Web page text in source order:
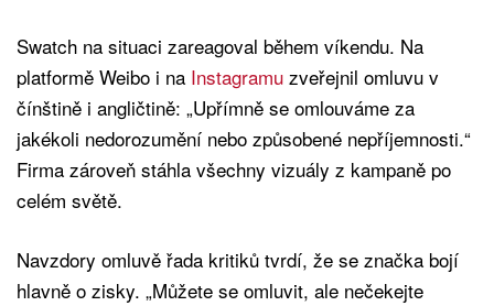
Swatch na situaci zareagoval během víkendu. Na
platformě Weibo i na Instagramu zveřejnil omluvu v
čínštině i angličtině: „Upřímně se omlouváme za
jakékoli nedorozumění nebo způsobené nepříjemnosti.“
Firma zároveň stáhla všechny vizuály z kampaně po
celém světě.
Navzdory omluvě řada kritiků tvrdí, že se značka bojí
hlavně o zisky. „Můžete se omluvit, ale nečekejte